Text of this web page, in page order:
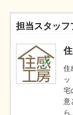
担当スタッフ
住
ッ
宅
意
ら